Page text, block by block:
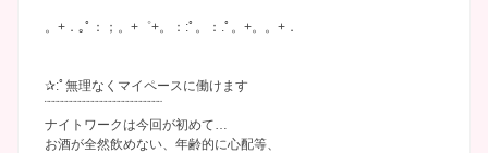
。+．｡ﾟ：；。+゜+。：:ﾟ。：.ﾟ。+。。+．
✰:ﾟ無理なくマイペースに働けます
¨¨¨¨¨¨¨¨¨¨¨¨¨¨¨¨¨¨¨¨¨¨¨¨¨¨¨
ナイトワークは今回が初めて…
お酒が全然飲めない、年齢的に心配等、